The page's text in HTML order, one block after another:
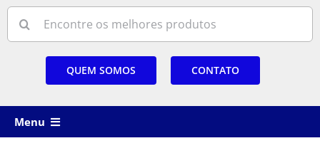
for:
QUEM SOMOS CONTATO
Menu